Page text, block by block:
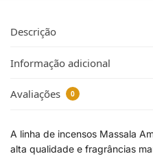
Descrição
Informação adicional
Avaliações 0
A linha de incensos Massala
alta qualidade e fragrâncias